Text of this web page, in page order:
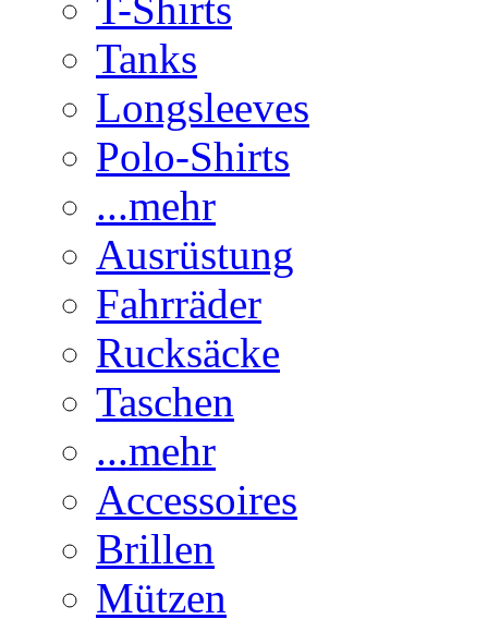
Tanks
Longsleeves
Polo-Shirts
...mehr
Ausrüstung
Fahrräder
Rucksäcke
Taschen
...mehr
Accessoires
Brillen
Mützen